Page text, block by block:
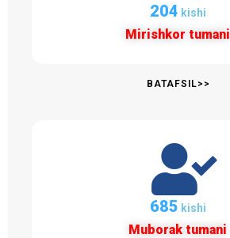
206 kishi
Mirishkor tumani
BATAFSIL>>
691 kishi
Muborak tumani